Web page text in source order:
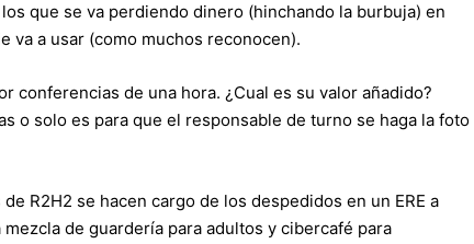
que se va perdiendo dinero (hinchando la burbuja) en
va a usar (como muchos reconocen).
conferencias de una hora. ¿Cual es su valor añadido?
o solo es para que el responsable de turno se haga la foto
R2H2 se hacen cargo de los despedidos en un ERE a
de guardería para adultos y cibercafé para